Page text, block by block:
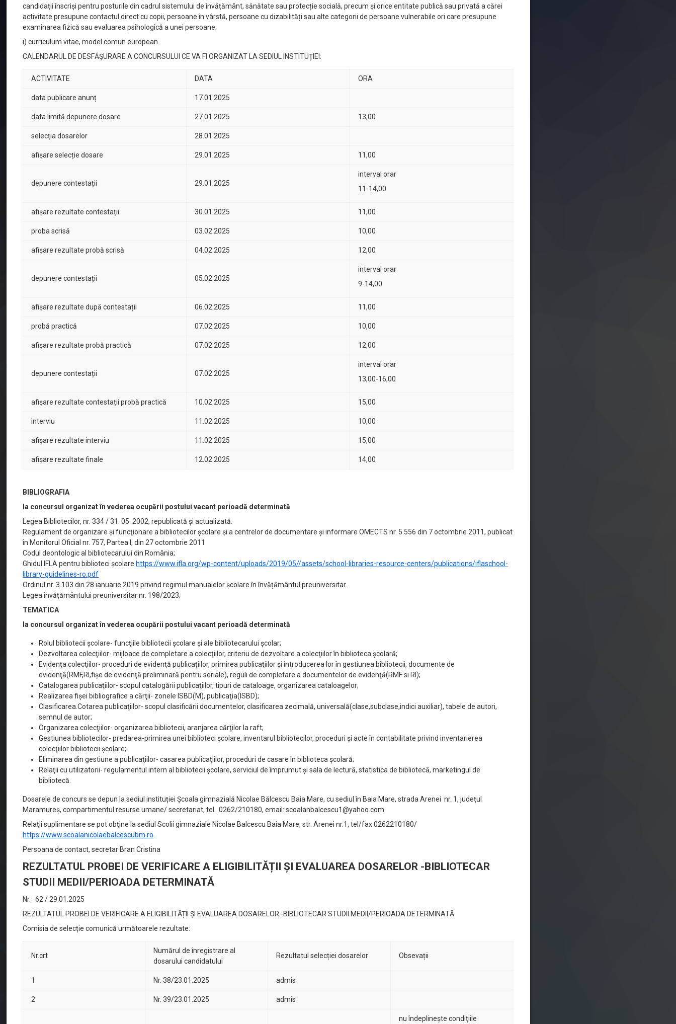
candidații înscriși pentru posturile din cadrul sistemului de învățământ, sănătate sau protecție socială, precum și orice entitate publică sau privată a cărei
activitate presupune contactul direct cu copii, persoane în vârstă, persoane cu dizabilități sau alte categorii de persoane vulnerabile ori care presupune
examinarea fizică sau evaluarea psihologică a unei persoane;
i) curriculum vitae, model comun european.
CALENDARUL DE DESFĂȘURARE A CONCURSULUI CE VA FI ORGANIZAT LA SEDIUL INSTITUȚIEI:
ACTIVITATE DATA ORA
data publicare anunț 17.01.2025
data limită depunere dosare 27.01.2025 13,00
selecția dosarelor 28.01.2025
afișare selecție dosare 29.01.2025 11,00
depunere contestații 29.01.2025
interval orar
11-14,00
afișare rezultate contestații 30.01.2025 11,00
proba scrisă 03.02.2025 10,00
afișare rezultate probă scrisă 04.02.2025 12,00
depunere contestații 05.02.2025
interval orar
9-14,00
afișare rezultate după contestații 06.02.2025 11,00
probă practică 07.02.2025 10,00
afișare rezultate probă practică 07.02.2025 12,00
depunere contestații 07.02.2025
interval orar
13,00-16,00
afișare rezultate contestații probă practică 10.02.2025 15,00
interviu 11.02.2025 10,00
afișare rezultate interviu 11.02.2025 15,00
afișare rezultate finale 12.02.2025 14,00
BIBLIOGRAFIA
la concursul organizat în vederea ocupării postului vacant perioadă determinată
Legea Bibliotecilor, nr. 334 / 31. 05. 2002, republicată şi actualizată.
Regulament de organizare şi funcţionare a bibliotecilor şcolare şi a centrelor de documentare şi informare OMECTS nr. 5.556 din 7 octombrie 2011, publicat
în Monitorul Oficial nr. 757, Partea I, din 27 octombrie 2011
Codul deontologic al bibliotecarului din România;
Ghidul IFLA pentru biblioteci școlare https://www.ifla.org/wp-content/uploads/2019/05//assets/school-libraries-resource-centers/publications/iflaschool-
library-guidelines-ro.pdf
Ordinul nr. 3.103 din 28 ianuarie 2019 privind regimul manualelor școlare în învățământul preuniversitar.
Legea învățământului preuniversitar nr. 198/2023;
TEMATICA
la concursul organizat în vederea ocupării postului vacant perioadă determinată
Rolul bibliotecii şcolare- funcţiile bibliotecii şcolare şi ale bibliotecarului şcolar;
Dezvoltarea colecţiilor- mijloace de completare a colecţiilor, criteriu de dezvoltare a colecţiilor în biblioteca şcolară;
Evidenţa colecţiilor- proceduri de evidenţă publicațiilor, primirea publicaţiilor şi introducerea lor în gestiunea bibliotecii, documente de
evidenţă(RMF,RI,fişe de evidenţă preliminară pentru seriale), reguli de completare a documentelor de evidenţă(RMF si RI);
Catalogarea publicaţiilor- scopul catalogării publicaţiilor, tipuri de cataloage, organizarea cataloagelor;
Realizarea fişei bibliografice a cărţii- zonele ISBD(M), publicaţia(ISBD);
Clasificarea.Cotarea publicaţiilor- scopul clasificării documentelor, clasificarea zecimală, universală(clase,subclase,indici auxiliar), tabele de autori,
semnul de autor;
Organizarea colecţiilor- organizarea bibliotecii, aranjarea cărţilor la raft;
Gestiunea bibliotecilor- predarea-primirea unei biblioteci şcolare, inventarul bibliotecilor, proceduri şi acte în contabilitate privind inventarierea
colecţiilor bibliotecii şcolare;
Eliminarea din gestiune a publicaţiilor- casarea publicaţiilor, proceduri de casare în biblioteca şcolară;
Relaţii cu utilizatorii- regulamentul intern al bibliotecii şcolare, serviciul de împrumut şi sala de lectură, statistica de bibliotecă, marketingul de
bibliotecă.
Dosarele de concurs se depun la sediul instituției Școala gimnazială Nicolae Bălcescu Baia Mare, cu sediul în Baia Mare, strada Arenei nr. 1, județul
Maramureș, compartimentul resurse umane/ secretariat, tel. 0262/210180, email: scoalanbalcescu1@yahoo.com.
Relaţii suplimentare se pot obţine la sediul Scolii gimnaziale Nicolae Balcescu Baia Mare, str. Arenei nr.1, tel/fax 0262210180/
https://www.scoalanicolaebalcescubm.ro
Persoana de contact, secretar Bran Cristina
REZULTATUL PROBEI DE VERIFICARE A ELIGIBILITĂȚII ȘI EVALUAREA DOSARELOR -BIBLIOTECAR
STUDII MEDII/PERIOADA DETERMINATĂ
Nr. 62 / 29.01.2025
REZULTATUL PROBEI DE VERIFICARE A ELIGIBILITĂȚII ȘI EVALUAREA DOSARELOR -BIBLIOTECAR STUDII MEDII/PERIOADA DETERMINATĂ
Comisia de selecție comunică următoarele rezultate:
Nr.crt
Numărul de înregistrare al
dosarului candidatului
Rezultatul selecției dosarelor Obsevații
1 Nr. 38/23.01.2025 admis
2 Nr. 39/23.01.2025 admis
nu îndeplinește condiţiile